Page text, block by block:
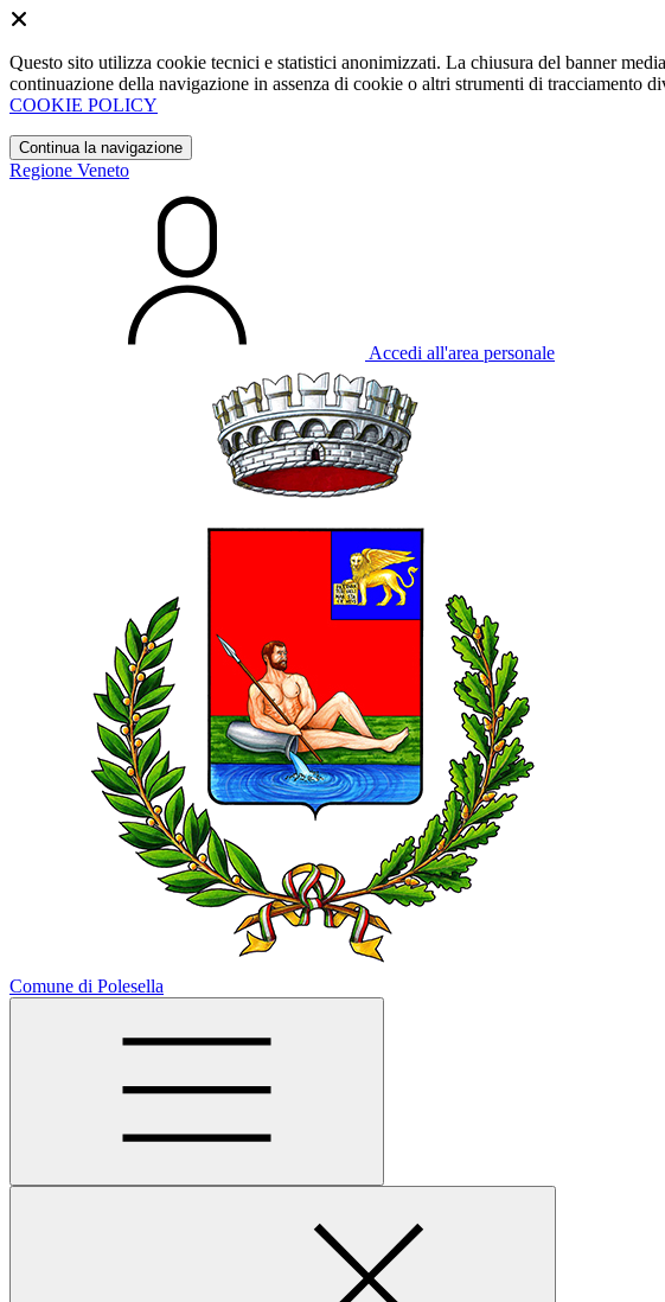
Questo sito utilizza cookie tecnici e statistici anonimizzati. La chiusura del banner
continuazione della navigazione in assenza di cookie o altri strumenti di tracciamento
COOKIE POLICY
Continua la navigazione
Regione Veneto
Accedi all'area personale
Comune di Polesella